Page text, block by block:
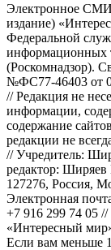
Электронное СМИ
издание)
Федеральной
информационных
(Роскомнадзор).
№ФС77-46403 от
// Редакция не
информации,
содержание
редакции не
// Учредитель:
редактор: Ширяев
127276, Россия,
Электронная
+7 916 299 74 05
«Интересный
Если вам меньше